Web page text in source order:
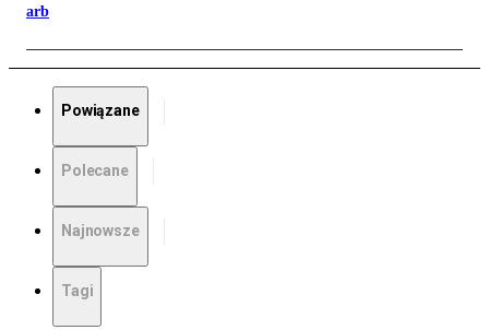
arb
Powiązane
Polecane
Najnowsze
Tagi